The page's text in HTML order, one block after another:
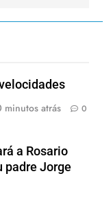
minutos atrás 0
a Rosario
padre Jorge